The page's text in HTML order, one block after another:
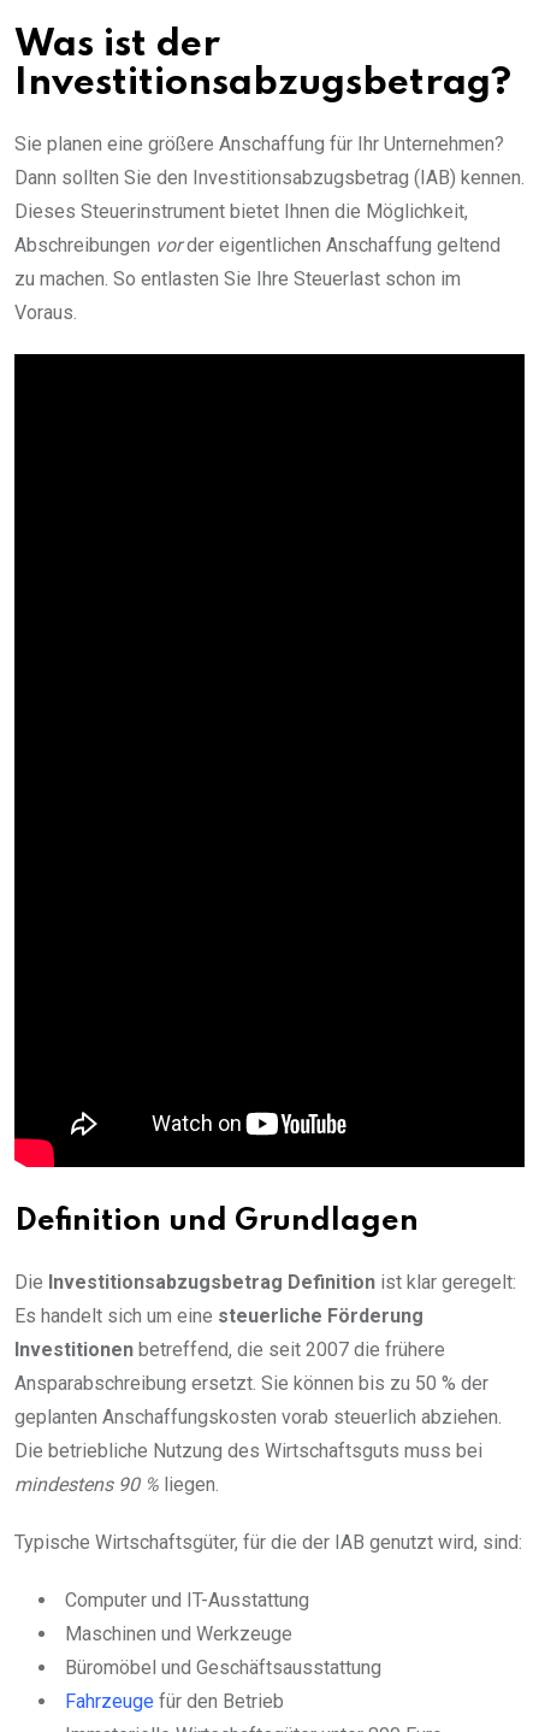
Was ist der
Investitionsabzugsbetrag?
Sie planen eine größere Anschaffung für Ihr Unternehmen?
Dann sollten Sie den Investitionsabzugsbetrag (IAB) kennen.
Dieses Steuerinstrument bietet Ihnen die Möglichkeit,
Abschreibungen vorder eigentlichen Anschaffung geltend
zu machen. So entlasten Sie Ihre Steuerlast schon im
Voraus.
Definition und Grundlagen
Die Investitionsabzugsbetrag Definition ist klar geregelt:
Es handelt sich um eine steuerliche Förderung
Investitionen betreffend, die seit 2007 die frühere
Ansparabschreibung ersetzt. Sie können bis zu 50 % der
geplanten Anschaffungskosten vorab steuerlich abziehen.
Die betriebliche Nutzung des Wirtschaftsguts muss bei
mindestens 90 % liegen.
Typische Wirtschaftsgüter, für die der IAB genutzt wird, sind:
Computer und IT-Ausstattung
Maschinen und Werkzeuge
Büromöbel und Geschäftsausstattung
Fahrzeuge für den Betrieb